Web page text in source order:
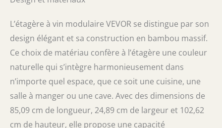
bouteilles disponibles sur le marché.
assure un accès facile à votre bouteille
préférée Conçu pour durer : fabriqué avec
des plaques latérales améliorées qui
comblent tous les espaces et augmentent le
soutien, ce casier à vin en bambou est conçu
pour durer. Son design stable empêche
l'inclinaison, l'oscillation ou la chute, gardant
vos bouteilles de vin sécurisées lors d'une
utilisation prolongée Bois de bambou de
qualité supérieure : fabriqué à partir de bois
L’étagère à vin modulaire VEVOR se distingue par son
design élégant et sa construction en bambou massif.
Ce choix de matériau confère à l’étagère une couleur
naturelle qui s’intègre harmonieusement dans
n’importe quel espace, que ce soit une cuisine, une
salle à manger ou une cave. Avec des dimensions de
85,09 cm de longueur, 24,89 cm de largeur et 102,62
cm de hauteur, elle propose une capacité